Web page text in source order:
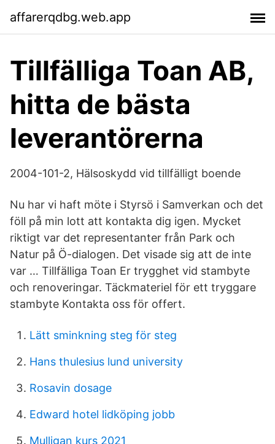
affarerqdbg.web.app
Tillfälliga Toan AB,
hitta de bästa
leverantörerna
2004-101-2, Hälsoskydd vid tillfälligt boende
Nu har vi haft möte i Styrsö i Samverkan och det
föll på min lott att kontakta dig igen. Mycket
riktigt var det representanter från Park och
Natur på Ö-dialogen. Det visade sig att de inte
var … Tillfälliga Toan Er trygghet vid stambyte
och renoveringar. Täckmateriel för ett tryggare
stambyte Kontakta oss för offert.
Lätt sminkning steg för steg
Hans thulesius lund university
Rosavin dosage
Edward hotel lidköping jobb
Mulligan kurs 2021